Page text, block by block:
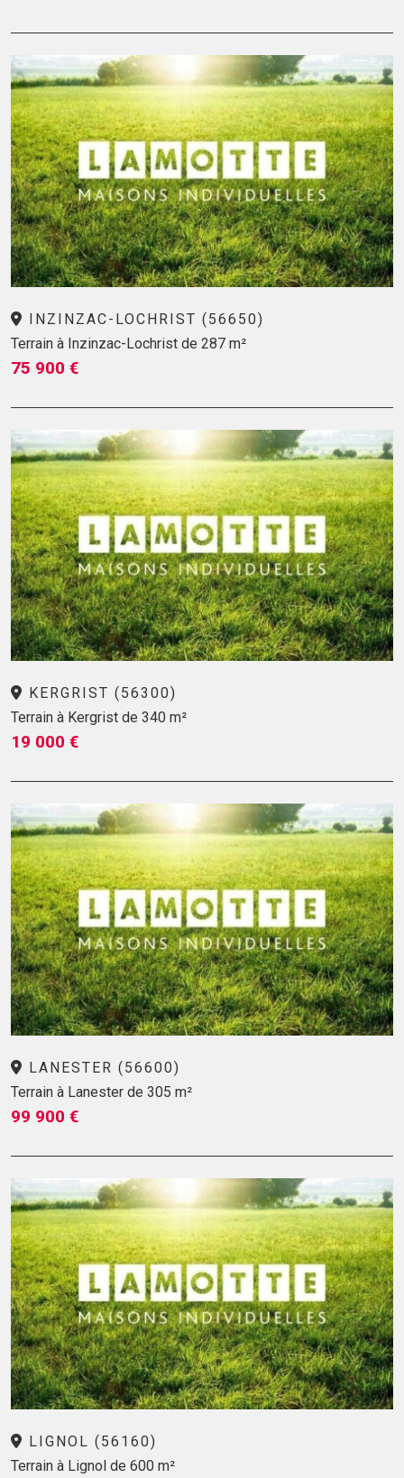
INZINZAC-LOCHRIST (56650)
Terrain à Inzinzac-Lochrist de 287 m²
75 900 €
KERGRIST (56300)
Terrain à Kergrist de 340 m²
19 000 €
LANESTER (56600)
Terrain à Lanester de 305 m²
99 900 €
LIGNOL (56160)
Terrain à Lignol de 600 m²